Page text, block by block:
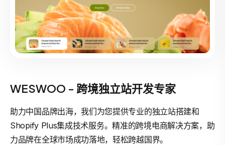
WESWOO - 跨境独立站开发专家
助力中国品牌出海，我们为您提供专业的独立站搭建和
Shopify Plus集成技术服务。精准的跨境电商解决方案，助
力品牌在全球市场成功落地，轻松跨越国界。